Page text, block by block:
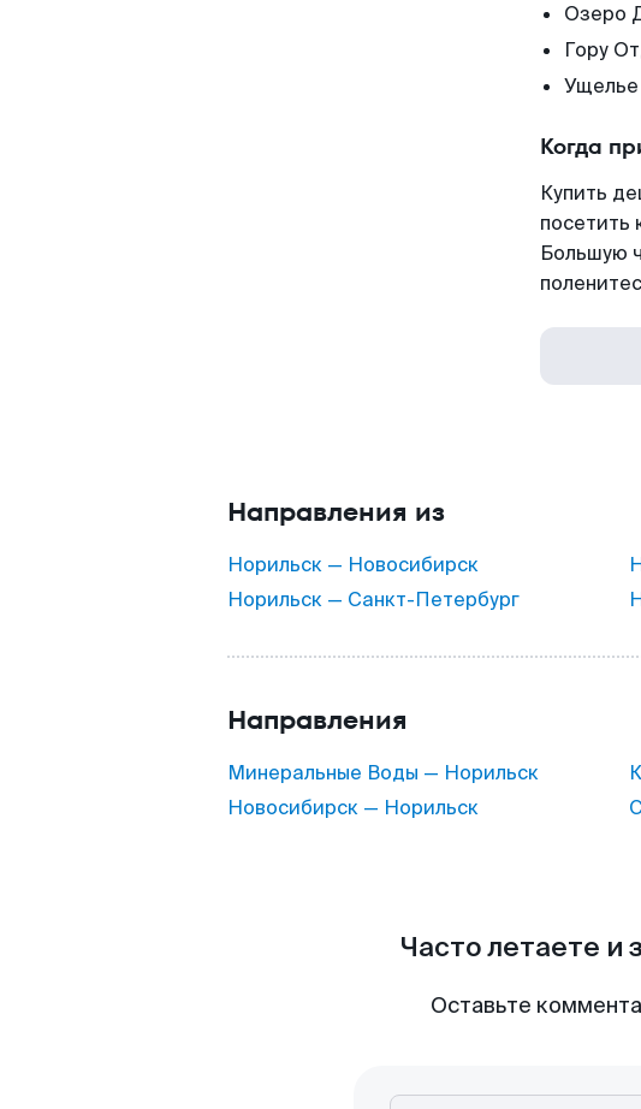
Озеро
Гору
Когда
Купить
посетить
Большую
Направления из
Норильск — Новосибирск
Норильск — Санкт-Петербург
Направления
Минеральные Воды — Норильск
Новосибирск — Норильск
Часто летаете и
Оставьте